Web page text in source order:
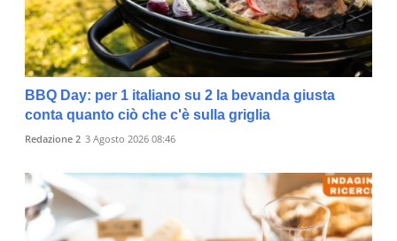
BBQ Day: per 1 italiano su 2 la bevanda giusta
conta quanto ciò che c'è sulla griglia
Redazione 2 3 Agosto 2026 08:46